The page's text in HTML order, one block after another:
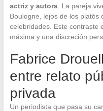
actriz y autora. La pareja
Boulogne, lejos de los platós
celebridades. Este contraste
máxima y una discreción
Fabrice
entre relato
privada
Un periodista que pasa su